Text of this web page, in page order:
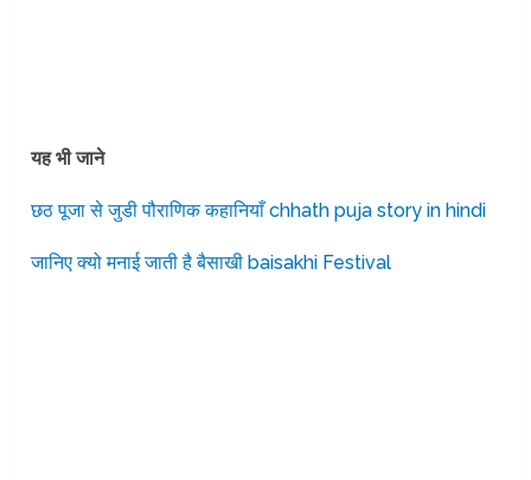
यह भी जाने
छठ पूजा से जुडी पौराणिक कहानियाँ chhath puja story in hindi
जानिए क्यो मनाई जाती है बैसाखी baisakhi Festival